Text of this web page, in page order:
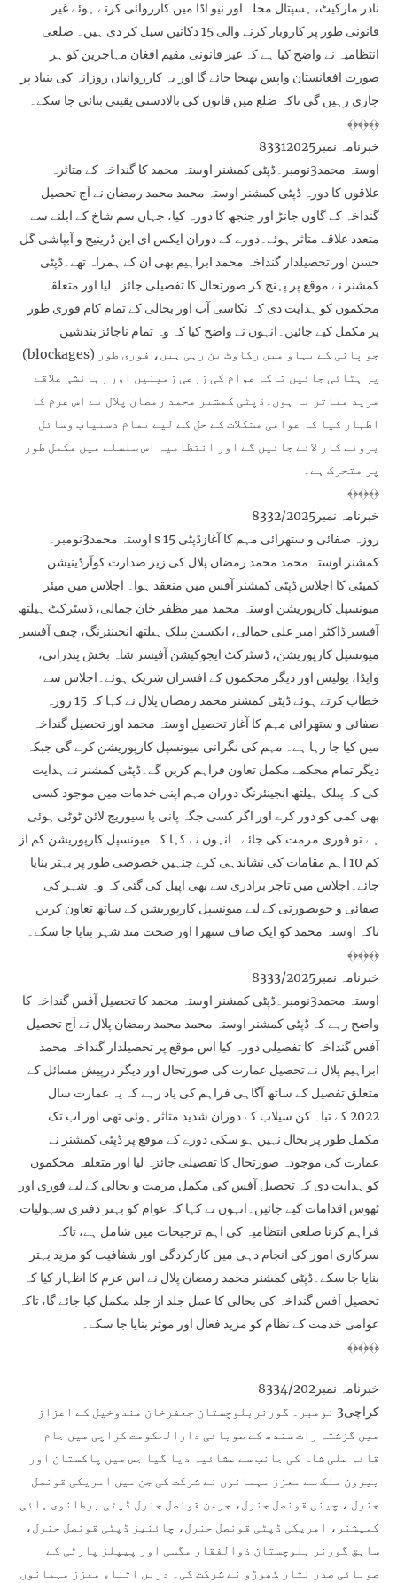
نادر مارکیٹ، ہسپتال محلہ اور نیو اڈا میں کارروائی کرتے ہوئے غیر
قانونی طور پر کاروبار کرنے والی 15 دکانیں سیل کر دی ہیں۔ ضلعی
انتظامیہ نے واضح کیا ہے کہ غیر قانونی مقیم افغان مہاجرین کو ہر
صورت افغانستان واپس بھیجا جائے گا اور یہ کارروائیاں روزانہ کی بنیاد پر
جاری رہیں گی تاکہ ضلع میں قانون کی بالادستی یقینی بنائی جا سکے۔
﴾﴿﴾﴿﴾﴿
خبرنامہ نمبر83312025
اوستہ محمد3نومبر۔ڈپٹی کمشنر اوستہ محمد کا گنداخہ کے متاثرہ
علاقوں کا دورہ ڈپٹی کمشنر اوستہ محمد محمد رمضان نے آج تحصیل
گنداخہ کے گاوں جانڑ اور جنجھ کا دورہ کیا، جہاں سم شاخ کے ابلنے سے
متعدد علاقے متاثر ہوئے۔دورے کے دوران ایکس ای این ڈرینیج و آبپاشی گل
حسن اور تحصیلدار گنداخہ محمد ابراہیم بھی ان کے ہمراہ تھے۔ڈپٹی
کمشنر نے موقع پر پہنچ کر صورتحال کا تفصیلی جائزہ لیا اور متعلقہ
محکموں کو ہدایت دی کہ نکاسی آب اور بحالی کے تمام کام فوری طور
پر مکمل کیے جائیں۔انہوں نے واضح کیا کہ وہ تمام ناجائز بندشیں
(blockages) جو پانی کے بہاو میں رکاوٹ بن رہی ہیں، فوری طور
پر ہٹائی جائیں تاکہ عوام کی زرعی زمینیں اور رہائشی علاقے
مزید متاثر نہ ہوں۔ڈپٹی کمشنر محمد رمضان پلال نے اس عزم کا
اظہار کیا کہ عوامی مشکلات کے حل کے لیے تمام دستیاب وسائل
بروئے کار لائے جائیں گے اور انتظامیہ اس سلسلے میں مکمل طور
پر متحرک ہے۔
﴾﴿﴾﴿﴾﴿
خبرنامہ نمبر8332/2025
اوستہ محمد3نومبر۔ s 15 روزہ صفائی و ستھرائی مہم کا آغازڈپٹی
کمشنر اوستہ محمد محمد رمضان پلال کی زیر صدارت کوآرڈینیشن
کمیٹی کا اجلاس ڈپٹی کمشنر آفس میں منعقد ہوا۔ اجلاس میں میئر
میونسپل کارپوریشن اوستہ محمد میر مظفر خان جمالی، ڈسٹرکٹ ہیلتھ
آفیسر ڈاکٹر امیر علی جمالی، ایکسین پبلک ہیلتھ انجینئرنگ، چیف آفیسر
میونسپل کارپوریشن، ڈسٹرکٹ ایجوکیشن آفیسر شاہ بخش پندرانی،
واپڈا، پولیس اور دیگر محکموں کے افسران شریک ہوئے۔اجلاس سے
خطاب کرتے ہوئے ڈپٹی کمشنر محمد رمضان پلال نے کہا کہ 15 روزہ
صفائی و ستھرائی مہم کا آغاز تحصیل اوستہ محمد اور تحصیل گنداخہ
میں کیا جا رہا ہے۔ مہم کی نگرانی میونسپل کارپوریشن کرے گی جبکہ
دیگر تمام محکمے مکمل تعاون فراہم کریں گے۔ڈپٹی کمشنر نے ہدایت
کی کہ پبلک ہیلتھ انجینئرنگ دوران مہم اپنی خدمات میں موجود کسی
بھی کمی کو دور کرے اور اگر کسی جگہ پانی یا سیوریج لائن ٹوٹی ہوئی
ہے تو فوری مرمت کی جائے۔ انہوں نے کہا کہ میونسپل کارپوریشن کم از
کم 10 اہم مقامات کی نشاندہی کرے جنہیں خصوصی طور پر بہتر بنایا
جائے۔اجلاس میں تاجر برادری سے بھی اپیل کی گئی کہ وہ شہر کی
صفائی و خوبصورتی کے لیے میونسپل کارپوریشن کے ساتھ تعاون کریں
تاکہ اوستہ محمد کو ایک صاف ستھرا اور صحت مند شہر بنایا جا سکے۔
﴾﴿﴾﴿﴾﴿
خبرنامہ نمبر8333/2025
اوستہ محمد3نومبر۔ڈپٹی کمشنر اوستہ محمد کا تحصیل آفس گنداخہ کا
واضح رہے کہ ڈپٹی کمشنر اوستہ محمد محمد رمضان پلال نے آج تحصیل
آفس گنداخہ کا تفصیلی دورہ کیا اس موقع پر تحصیلدار گنداخہ محمد
ابراہیم پلال نے تحصیل عمارت کی صورتحال اور دیگر درپیش مسائل کے
متعلق تفصیل کے ساتھ آگاہی فراہم کی یاد رہے کہ یہ عمارت سال
2022 کے تباہ کن سیلاب کے دوران شدید متاثر ہوئی تھی اور اب تک
مکمل طور پر بحال نہیں ہو سکی دورے کے موقع پر ڈپٹی کمشنر نے
عمارت کی موجودہ صورتحال کا تفصیلی جائزہ لیا اور متعلقہ محکموں
کو ہدایت دی کہ تحصیل آفس کی مکمل مرمت و بحالی کے لیے فوری اور
ٹھوس اقدامات کیے جائیں۔انہوں نے کہا کہ عوام کو بہتر دفتری سہولیات
فراہم کرنا ضلعی انتظامیہ کی اہم ترجیحات میں شامل ہے، تاکہ
سرکاری امور کی انجام دہی میں کارکردگی اور شفافیت کو مزید بہتر
بنایا جا سکے۔ڈپٹی کمشنر محمد رمضان پلال نے اس عزم کا اظہار کیا کہ
تحصیل آفس گنداخہ کی بحالی کا عمل جلد از جلد مکمل کیا جائے گا، تاکہ
عوامی خدمت کے نظام کو مزید فعال اور موثر بنایا جا سکے۔
﴾﴿﴾﴿﴾﴿
خبرنامہ نمبر8334/202
کراچی3 نومبر۔ گورنربلوچستان جعفرخان مندوخیل کے اعزاز
میں گزشتہ رات سندھ کے صوبائی دارالحکومت کراچی میں جام
قائم علی شاہ کی جانب سے عشائیہ دیا گیا جس میں پاکستان اور
بیرون ملک سے معزز مہمانوں نے شرکت کی جن میں امریکی قونصل
جنرل ، چینی قونصل جنرل، جرمن قونصل جنرل ڈپٹی برطانوی ہائی
کمیشنر، امریکی ڈپٹی قونصل جنرل، چائنیز ڈپٹی قونصل جنرل،
سابق گورنر بلوچستان ذوالفقار مگسی اور پیپلز پارٹی کے
صوبائی صدر نثار کھوڑو نے شرکت کی۔ دریں اثناء معزز مہمانوں